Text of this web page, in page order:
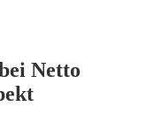
Netto